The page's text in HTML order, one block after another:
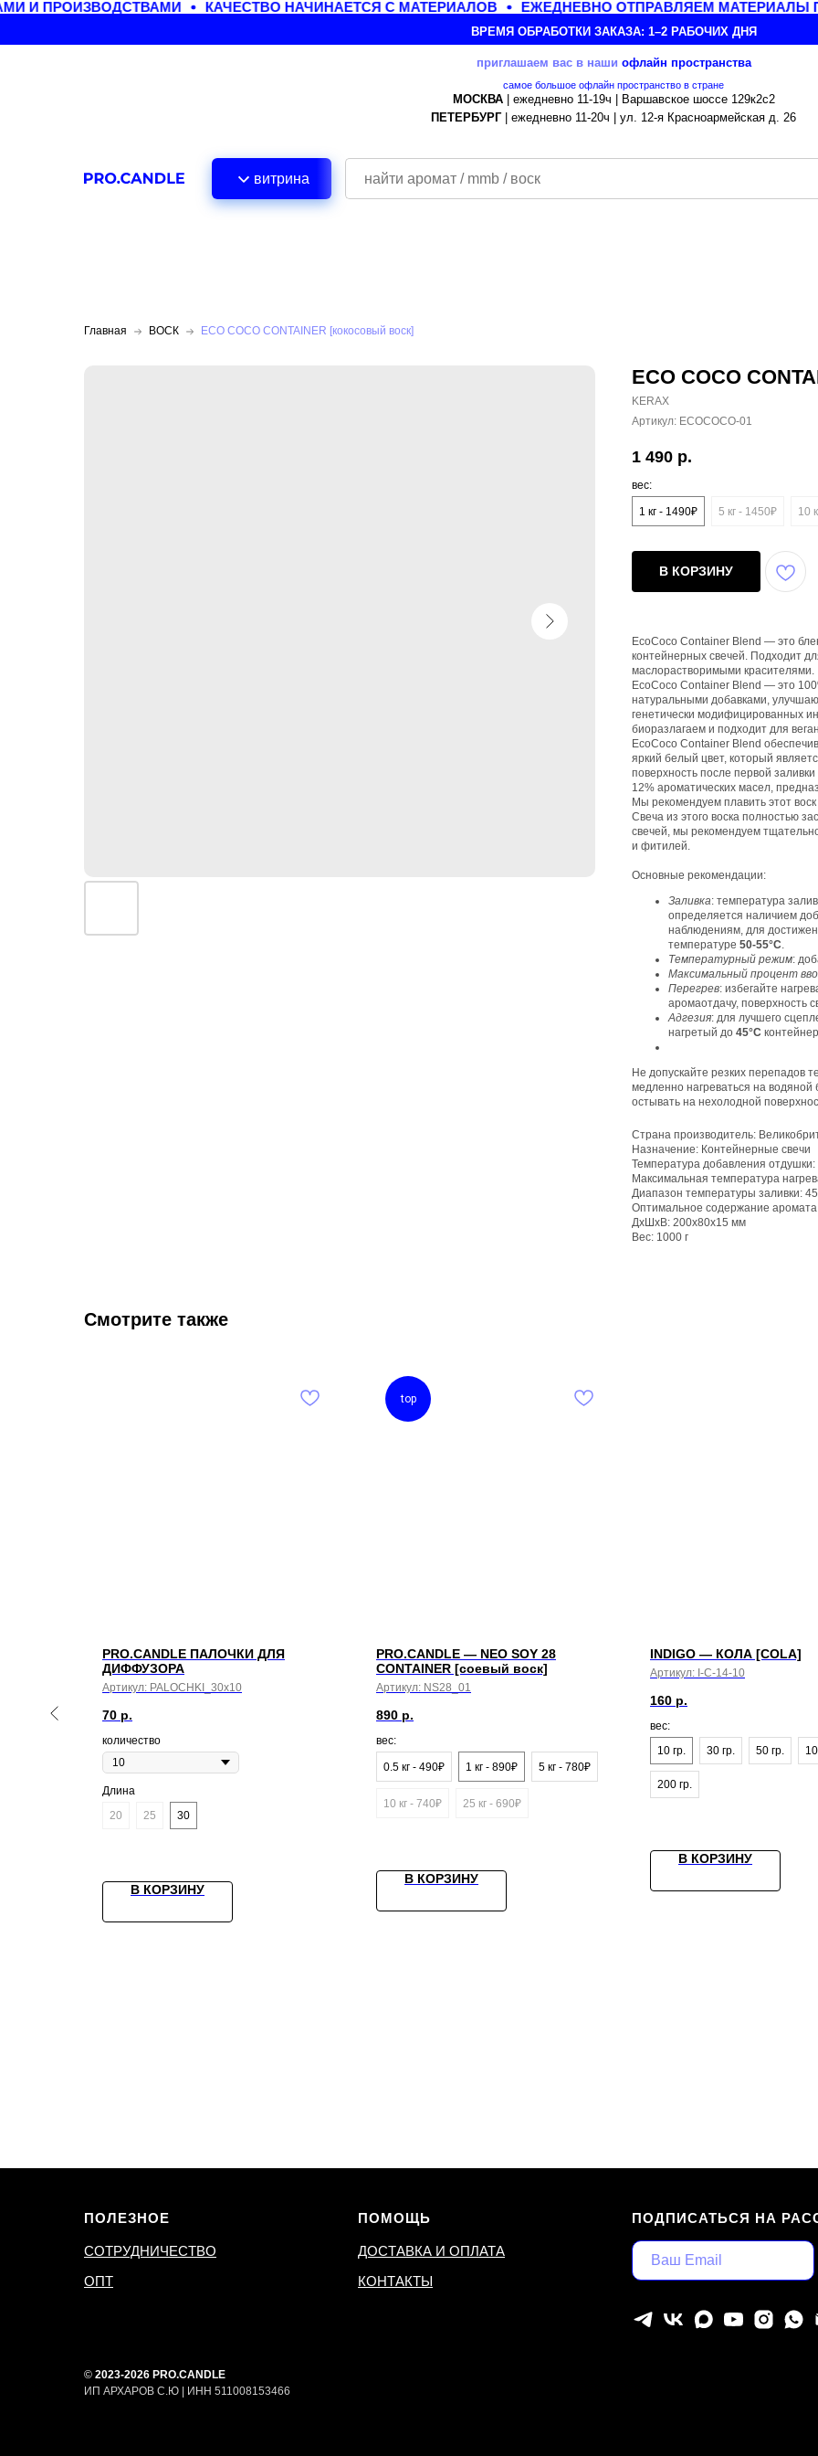
ПРОИЗВОДСТВАМИ КАЧЕСТВО НАЧИНАЕТСЯ С МАТЕРИАЛОВ ЕЖЕДНЕВНО ОТПРАВЛЯЕМ МАТЕРИАЛЫ ПО
ВРЕМЯ ОБРАБОТКИ ЗАКАЗА: 1–2 РАБОЧИХ ДНЯ
приглашаем вас в наши офлайн пространства
самое большое офлайн пространство в стране
МОСКВА| ежедневно 11-19ч | Варшавское шоссе 129к2с2
ПЕТЕРБУРГ| ежедневно 11-20ч | ул. 12-я Красноармейская д. 26
витрина
Главная ВОСК ECO COCO CONTAINER [кокосовый воск]
ECO COCO
KERAX
Артикул: ECOCOCO-01
1 490 р.
вес:
1 кг - 1490₽ 5 кг - 1450₽ 10
В КОРЗИНУ
EcoCoco Container Blend — это
контейнерных свечей. Подходит
маслорастворимыми красителями.
EcoCoco Container Blend — это
натуральными добавками,
генетически модифицированных
биоразлагаем и подходит для
EcoCoco Container Blend
яркий белый цвет, который
поверхность после первой
12% ароматических масел,
Мы рекомендуем плавить этот
Свеча из этого воска полностью
свечей, мы рекомендуем
и фитилей.
Основные рекомендации:
Заливка: температура
определяется наличием
наблюдениям, для
температуре 50-55°C.
Температурный режим:
Максимальный процент
Перегрев: избегайте
аромаотдачу, поверхность
Адгезия: для лучшего
нагретый до 45°C
Не допускайте резких перепадов
медленно нагреваться на
остывать на нехолодной
Страна производитель:
Назначение: Контейнерные свечи
Температура добавления отдушки:
Максимальная температура
Диапазон температуры заливки:
Оптимальное содержание аромата
ДxШxВ: 200x80x15 мм
Вес: 1000 г
Смотрите также
PRO.CANDLE ПАЛОЧКИ ДЛЯ
ДИФФУЗОРА
Артикул: PALOCHKI_30х10
70 р.
количество
Длина
20
25 30
В КОРЗИНУ
top
PRO.CANDLE — NEO SOY 28
CONTAINER [соевый воск]
Артикул: NS28_01
890 р.
вес:
0.5 кг - 490₽ 1 кг - 890₽ 5 кг - 780₽
10 кг - 740₽ 25 кг - 690₽
В КОРЗИНУ
INDIGO — КОЛА [COLA]
Артикул: I-C-14-10
160 р.
вес:
10 гр.
30 гр. 50 гр.
200 гр.
В КОРЗИНУ
ПОЛЕЗНОЕ
СОТРУДНИЧЕСТВО
ОПТ
ПОМОЩЬ
ДОСТАВКА И ОПЛАТА
КОНТАКТЫ
ПОДПИСАТЬСЯ НА
© 2023-2026 PRO.CANDLE
ИП АРХАРОВ С.Ю | ИНН 511008153466